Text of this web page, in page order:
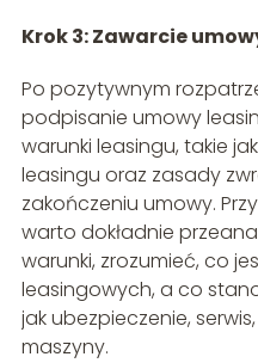
Krok 3: Zawarcie
Po pozytywnym
podpisanie umowy
warunki leasingu, takie
leasingu oraz zasady
zakończeniu umowy.
warto dokładnie
warunki, zrozumieć, co
leasingowych, a co
jak ubezpieczenie,
maszyny.